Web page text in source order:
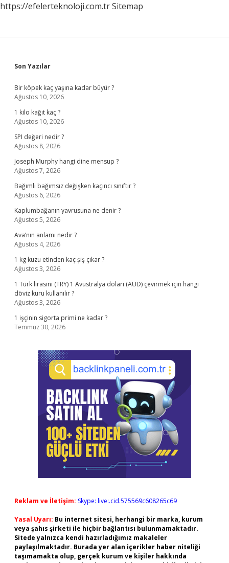
https://efelerteknoloji.com.trSitemap
Sidebar
Son Yazılar
Bir köpek kaç yaşına kadar büyür ?
Ağustos 10, 2026
1 kilo kağıt kaç ?
Ağustos 10, 2026
SPI değeri nedir ?
Ağustos 8, 2026
Joseph Murphy hangi dine mensup ?
Ağustos 7, 2026
Bağımlı bağımsız değişken kaçıncı sınıftır ?
Ağustos 6, 2026
Kaplumbağanın yavrusuna ne denir ?
Ağustos 5, 2026
Ava’nın anlamı nedir ?
Ağustos 4, 2026
1 kg kuzu etinden kaç şiş çıkar ?
Ağustos 3, 2026
1 Türk lirasını (TRY) 1 Avustralya doları (AUD) çevirmek için hangi
döviz kuru kullanılır ?
Ağustos 3, 2026
1 işçinin sigorta primi ne kadar ?
Temmuz 30, 2026
Reklam ve İletişim: Skype: live:.cid.575569c608265c69
Yasal Uyarı: Bu internet sitesi, herhangi bir marka, kurum
veya şahıs şirketi ile hiçbir bağlantısı bulunmamaktadır.
Sitede yalnızca kendi hazırladığımız makaleler
paylaşılmaktadır. Burada yer alan içerikler haber niteliği
taşımamakta olup, gerçek kurum ve kişiler hakkında